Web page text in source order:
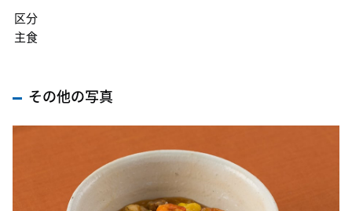
区分
主食
その他の写真